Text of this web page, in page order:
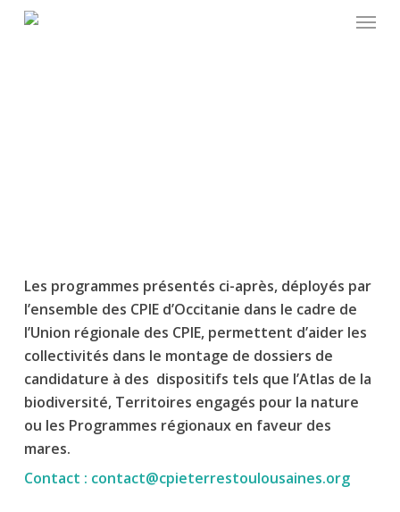
Les programmes présentés ci-après, déployés par
l’ensemble des CPIE d’Occitanie dans le cadre de
l’Union régionale des CPIE, permettent d’aider les
collectivités dans le montage de dossiers de
candidature à des dispositifs tels que l’Atlas de la
biodiversité, Territoires engagés pour la nature
ou les Programmes régionaux en faveur des
mares.
Contact : contact@cpieterrestoulousaines.org